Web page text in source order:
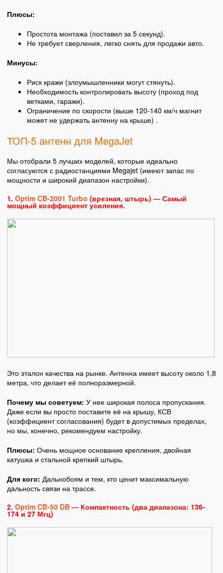
Плюсы:
Простота монтажа (поставил за 5 секунд).
Не требует сверления, легко снять для продажи авто.
Минусы:
Риск кражи (злоумышленники могут стянуть).
Необходимость контролировать высоту (проход под
ветками, гаражи).
Ограничение по скорости (выше 120-140 км/ч магнит
может не удержать антенну на крыше) .
ТОП-5 антенн для MegaJet
Мы отобрали 5 лучших моделей, которые идеально
согласуются с радиостанциями Megajet (имеют запас по
мощности и широкий диапазон настройки).
1. Optim CB-2001 Turbo (врезная, штырь) — Самый
мощный коэффициент усиления.
Это эталон качества на рынке. Антенна имеет высоту около 1,8
метра, что делает её полноразмерной.
Почему мы советуем: У нее широкая полоса пропускания.
Даже если вы просто поставите её на крышу, КСВ
(коэффициент согласования) будет в допустимых пределах,
но мы, конечно, рекомендуем настройку.
Плюсы: Очень мощное основание крепления, двойная
катушка и стальной крепкий штырь.
Для кого: Дальнобоям и тем, кто ценит максимальную
дальность связи на трассе.
2. Optim CB-50 DB— Компактность (два диапазона: 136-
174 и 27 Мгц)